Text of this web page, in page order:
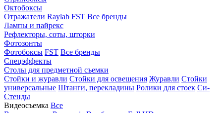
Октобоксы
Отражатели Raylab FST Все бренды
Лампы и пайрекс
Рефлекторы, соты, шторки
Фотозонты
Фотобоксы FST Все бренды
Спецэффекты
Столы для предметной съемки
Стойки и журавли Стойки для освещения Журавли Стойки
универсальные Штанги, перекладины Ролики для стоек Си-
Стенды
Видеосъемка Все